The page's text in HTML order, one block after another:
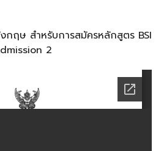
กฤษ สำหรับการสมัครหลักสูตร BSI
2